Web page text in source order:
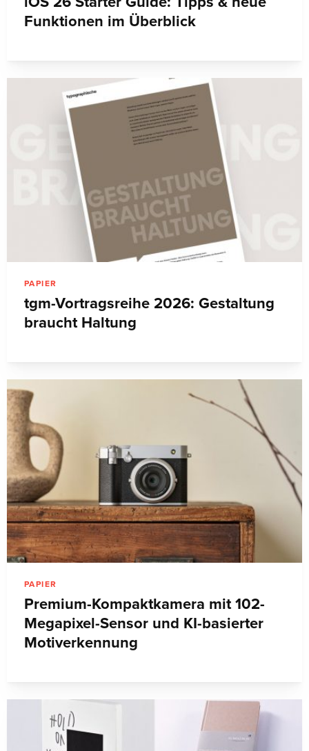
Funktionen im Überblick
PAPIER
tgm-Vortragsreihe 2026: Gestaltung
braucht Haltung
PAPIER
Premium-Kompaktkamera mit 102-
Megapixel-Sensor und KI-basierter
Motiverkennung